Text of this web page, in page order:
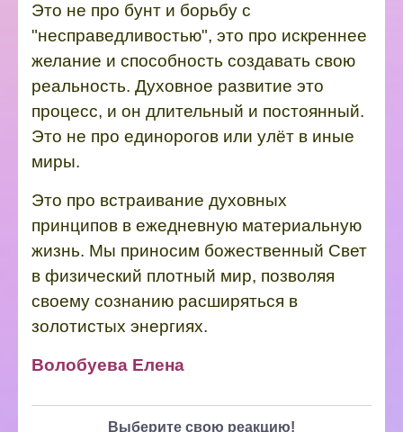
Это не про бунт и борьбу с
"несправедливостью", это про искреннее
желание и способность создавать свою
реальность. Духовное развитие это
процесс, и он длительный и постоянный.
Это не про единорогов или улёт в иные
миры.
Это про встраивание духовных
принципов в ежедневную материальную
жизнь. Мы приносим божественный Свет
в физический плотный мир, позволяя
своему сознанию расширяться в
золотистых энергиях.
Волобуева Елена
Выберите свою реакцию!